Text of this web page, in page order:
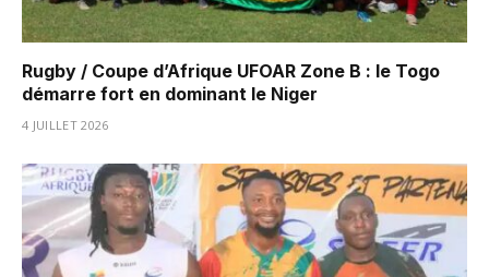
Rugby / Coupe d’Afrique UFOAR Zone B : le Togo
démarre fort en dominant le Niger
4 JUILLET 2026